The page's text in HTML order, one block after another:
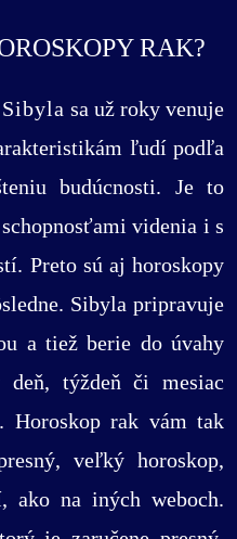
RAK?
sa už roky venuje
ľudí podľa
budúcnosti. Je to
videnia i s
Preto sú aj horoskopy
Sibyla pripravuje
a tiež berie do úvahy
týždeň či mesiac
Horoskop rak vám tak
veľký horoskop,
ako na iných weboch.